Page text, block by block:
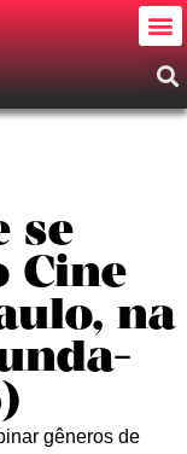
se
Cine
na
gêneros de